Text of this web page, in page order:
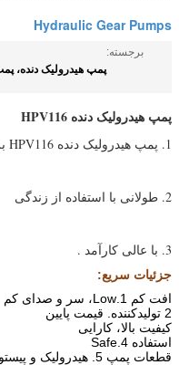
Hydraulic Gear Pumps
برجسته:
پمپ هیدرولیک دنده،
پمپ هیدرولیک دنده HPV116
1. پمپ هیدرولیک دنده HPV116 برای بیل هیتاچی.
2. طولانی با استفاده از زندگی
3. با عالی کارآمد .
جزئیات سریع:
افت کم 1.Low، سر و صدای کم
2 تولیدکننده. قیمت پایین
کیفیت بالا، کارایی
استفاده 4.Safe
قطعات پمپ 5. هیدرولیک و پیستون